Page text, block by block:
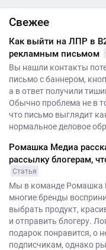
Свежее
Как выйти на ЛПР в
рекламным письмом
Вы нашли контакты
письмо с баннером,
а в ответ получили
Обычно проблема не в
что письмо выглядит
нормальное деловое
Ромашка Медиа
рассылку блогерам,
Статья
Мы в команде Ромашка
многие бренды
выбрать продукт,
и отправить блогеру.
подарок понравится, о
подписчикам, однако